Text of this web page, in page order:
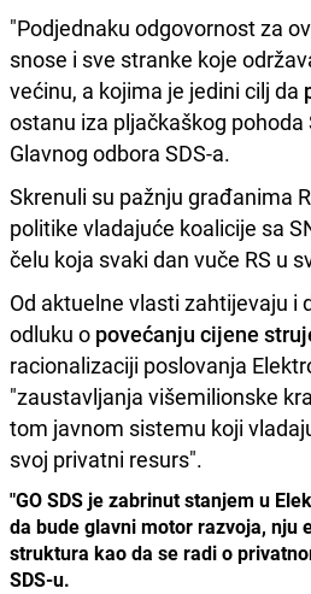
"Podjednaku odgovornost za
snose i sve stranke koje
većinu, a kojima je jedini cilj da
ostanu iza pljačkaškog pohoda
Glavnog odbora SDS-a.
Skrenuli su pažnju građanima
politike vladajuće koalicije sa
čelu koja svaki dan vuče RS u
Od aktuelne vlasti zahtijevaju i
odluku o povećanju cijene
racionalizaciji poslovanja
"zaustavljanja višemilionske
tom javnom sistemu koji
svoj privatni resurs".
"GO SDS je zabrinut stanjem u
da bude glavni motor razvoja, nju
struktura kao da se radi o
SDS-u.